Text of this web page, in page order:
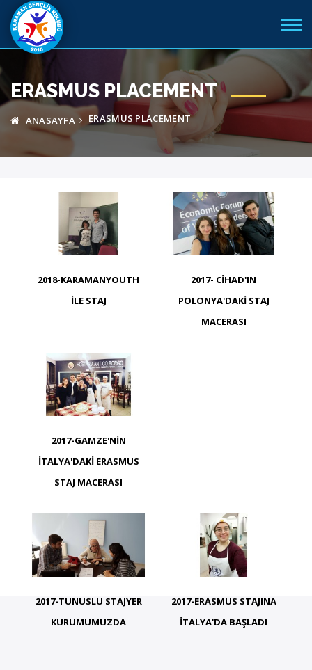
ERASMUS PLACEMENT
ANASAYFA ERASMUS PLACEMENT
2018-KARAMANYOUTH
ILE STAJ
2017- CIHAD'IN
POLONYA'DAKI STAJ
MACERASI
2017-GAMZE'NIN
İTALYA'DAKI ERASMUS
STAJ MACERASI
2017-TUNUSLU STAJYER
KURUMUMUZDA
2017-ERASMUS STAJINA
İTALYA'DA BAŞLADI